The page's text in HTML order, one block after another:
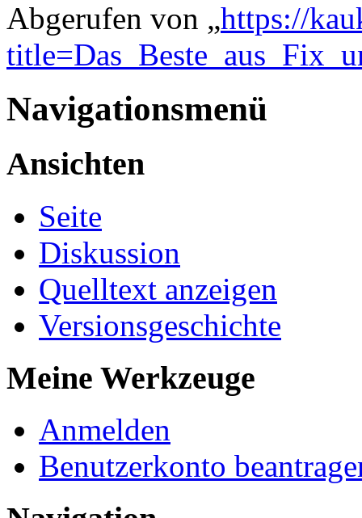
Abgerufen von „https://
Navigationsmenü
Ansichten
Seite
Diskussion
Quelltext anzeigen
Versionsgeschichte
Meine Werkzeuge
Anmelden
Benutzerkonto